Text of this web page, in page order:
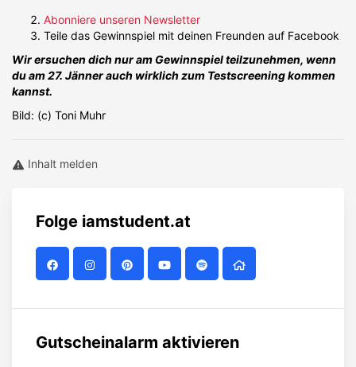
Abonniere unseren Newsletter
Teile das Gewinnspiel mit deinen Freunden auf Facebook
Wir ersuchen dich nur am Gewinnspiel teilzunehmen, wenn
du am 27. Jänner auch wirklich zum Testscreening kommen
kannst.
Bild: (c) Toni Muhr
Inhalt melden
Folge iamstudent.at
Gutscheinalarm aktivieren